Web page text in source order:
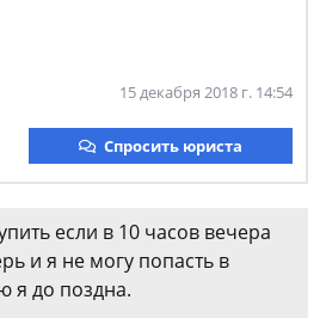
15 декабря 2018 г. 14:54
Спросить юриста
если в 10 часов вечера
и я не могу попасть в
я до поздна.